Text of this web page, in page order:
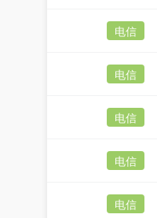
电信
电信
电信
电信
电信